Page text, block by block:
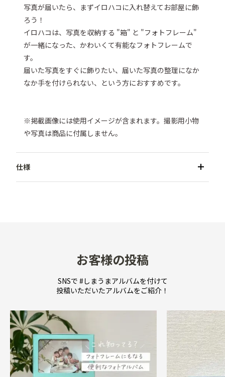
写真が届いたら、まずイロハコに入れ替えてお部屋に飾
ろう！
イロハコは、写真を収納する "箱" と "フォトフレーム"
が一緒になった、かわいくて有能なフォトフレームで
す。
届いた写真をすぐに飾りたい、届いた写真の整理になか
なか手を付けられない、という方におすすめです。
※掲載画像には使用イメージが含まれます。撮影用小物
や写真は商品に付属しません。
●収納可能サイズ／Lサイズ（127×89mm）以内
●収納枚数／30枚　※推奨
●収納方式／箱タイプ
●本体サイズ／W135×H97×D24mm
●材質／紙、PET
●付属品／説明書（箱内部に同封）
●備考／
【使い方】
1．箱の背面中央にある丸い穴から指で説明書とカバ
お客様の投稿
SNSで #しまうまアルバムを付けて
投稿いただいたアルバムをご紹介！